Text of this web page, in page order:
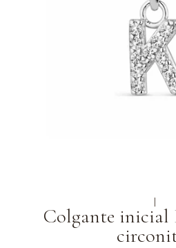
|
Colgante inicial